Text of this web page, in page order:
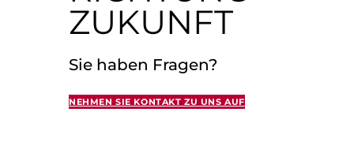
ZUKUNFT
Sie haben Fragen?
NEHMEN SIE KONTAKT ZU UNS AUF